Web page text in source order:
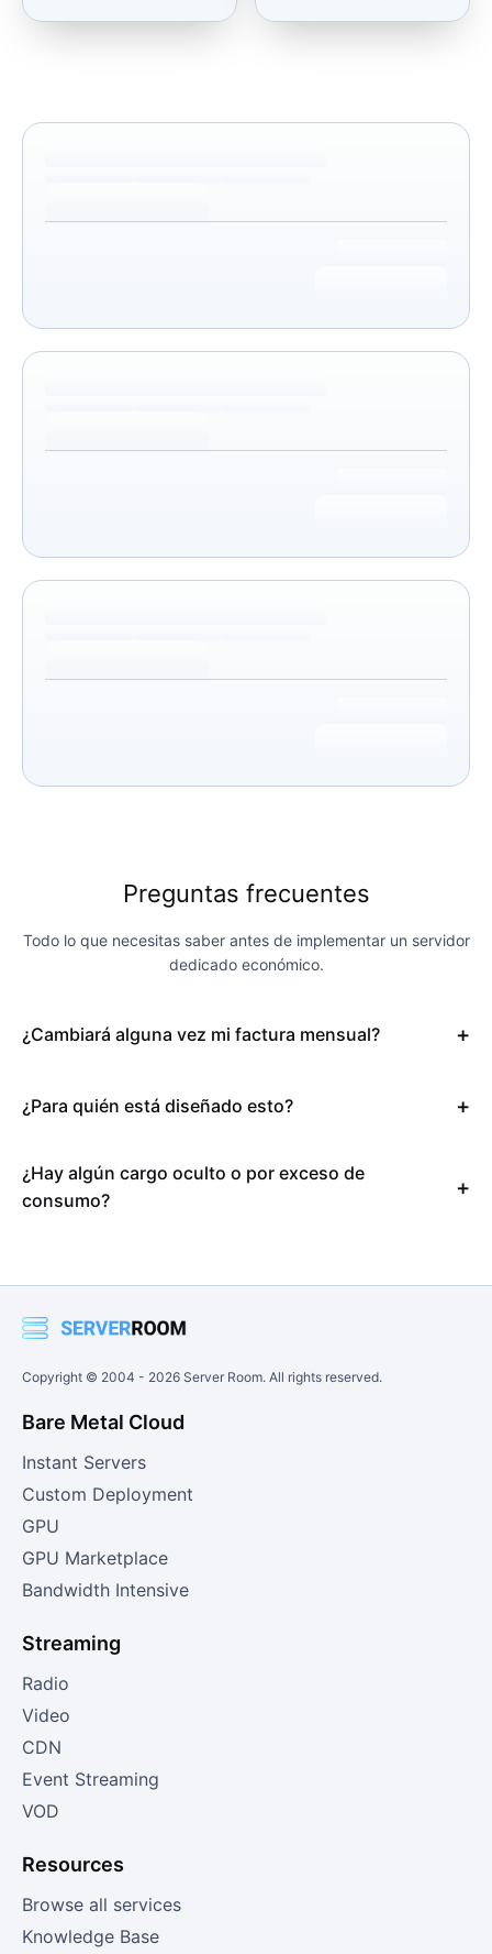
Preguntas frecuentes
Todo lo que necesitas saber antes de implementar un servidor
dedicado económico.
¿Cambiará alguna vez mi factura mensual?
¿Para quién está diseñado esto?
¿Hay algún cargo oculto o por exceso de
consumo?
Copyright © 2004 - 2026 Server Room. All rights reserved.
Bare Metal Cloud
Instant Servers
Custom Deployment
GPU
GPU Marketplace
Bandwidth Intensive
Streaming
Radio
Video
CDN
Event Streaming
VOD
Resources
Browse all services
Knowledge Base